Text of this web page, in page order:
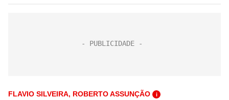
FLAVIO SILVEIRA, ROBERTO ASSUNÇÃO i